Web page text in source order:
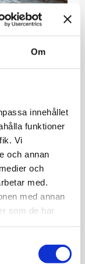
Om
innehållet
funktioner
Vi
och annan
och
med.
med annan
som de har
I
besökare att
Kl. 13.00 och
Savolaisen